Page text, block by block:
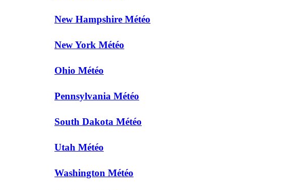
New Hampshire Météo
New York Météo
Ohio Météo
Pennsylvania Météo
South Dakota Météo
Utah Météo
Washington Météo